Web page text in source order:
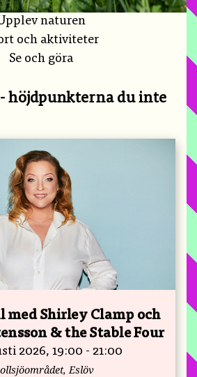
naturen
och aktiviteter
Se och göra
höjdpunkterna du inte
med Shirley Clamp och
& the Stable Four
2026, 19:00 - 21:00
Eslöv